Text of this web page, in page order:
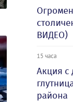
ВИДЕО)
15 часа
Акция с
района